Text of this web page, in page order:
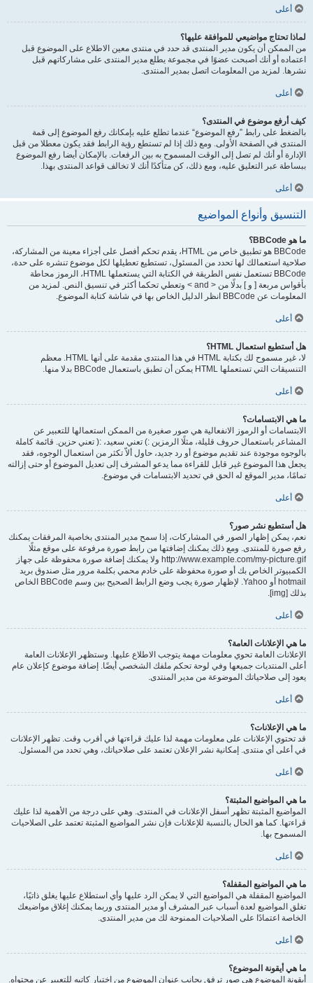
أعلى
لماذا تحتاج مواضيعي للموافقة عليها؟
من الممكن أن يكون مدير المنتدى قد حدد في منتدى معين الاطلاع على الموضوع قبل
اعتماده أو أنك أصبحت عضوًا في مجموعة يطلع مدير المنتدى على مشاركاتهم قبل
نشرها. لمزيد من المعلومات اتصل بمدير المنتدى.
أعلى
كيف أرفع موضوع في المنتدى؟
بالضغط على رابط ”رفع الموضوع“ عندما تطلع عليه بإمكانك رفع الموضوع إلى قمة
المنتدى في الصفحة الأولى. ومع ذلك إذا لم تستطع رؤية الرابط فقد يكون معطلا من قبل
الإدارة أو أنك لم تصل إلى الوقت المسموح به بين الرفعات. بالإمكان أيضا رفع الموضوع
ببساطة عبر التعليق عليه، ومع ذلك، كن متأكدًا أنك لا تخالف قواعد المنتدى بهذا.
أعلى
التنسيق وأنواع المواضيع
ما هو BBCode؟
BBCode هو تطبيق خاص من HTML، يقدم تحكم أفصل على أجزاء معينة من المشاركة،
صلاحية استعمالك لها تحدد من المسئول، تستطيع تعطيلها لكل موضوع تنشره على حدة،
BBCode تستعمل نفس الطريقة في الكتابة التي يستعملها HTML، الرموز محاطة
بأقواس مربعة [ و ] بدلًا من < and > وتعطي تحكما أكثر في تنسيق النص. لمزيد من
المعلومات عن BBCode انظر الدليل الخاص بها في شاشة كتابة الموضوع.
أعلى
هل أستطيع استعمال HTML؟
لا، غير مسموح لك بكتابة HTML في هذا المنتدى مقدمة على أنها HTML. معظم
التنسيقات التي تستعملها HTML يمكن أن تطبق باستعمال BBCode بدلا منها.
أعلى
ما هي الابتسامات؟
الابتسامات أو الرموز الانفعالية هي صور صغيرة من الممكن استعمالها للتعبير عن
المشاعر باستعمال حروف قليلة، مثلًا الرمزين :) تعني سعيد، :( تعني حزين. قائمة كاملة
بالوجوه موجودة عند تقديم موضوع أو رد جديد، حاول ألاّ تكثر من استعمال الوجوه، فقد
يجعل هذا الموضوع غير قابل للقراءة مما يدعو المشرف إلى تعديل الموضوع أو حتى إزالته
تمامًا، مدير الموقع له الحق في تحديد الابتسامات في موضوع.
أعلى
هل أستطيع نشر صور؟
نعم، يمكن إظهار الصور في المشاركات، إذا سمح مدير المنتدى بخاصية المرفقات يمكنك
رفع صورة للمنتدى. ومع ذلك يمكنك إضافتها من رابط صورة مرفوعة على موقع مثلًا
http://www.example.com/my-picture.gif ولا يمكنك إضافة صورة محفوظة على جهاز
الكمبيوتر الخاص بك أو صورة محفوظة على خادم محمي بكلمة مرور مثل صندوق بريد
hotmail أو Yahoo. لإظهار صورة يجب وضع الرابط الصحيح بين وسم BBCode الخاص
بذلك [img].
أعلى
ما هي الإعلانات العامة؟
الإعلانات العامة تحوي معلومات مهمة يتوجب الاطلاع عليها. وستظهر الإعلانات العامة
أعلى المنتديات جميعها وفي لوحة تحكم ملفك الشخصي أيضًا. إضافة موضوع كإعلان عام
يعود إلى صلاحياتك الموضوعة من مدير المنتدى.
أعلى
ما هي الإعلانات؟
قد تحتوي الإعلانات على معلومات مهمة لذا عليك قراءتها في أقرب وقت. تظهر الإعلانات
في أعلى أي منتدى. إمكانية نشر الإعلان تعتمد على صلاحياتك، وهي تحدد من المسئول.
أعلى
ما هي المواضيع المثبتة؟
المواضيع المثبتة تظهر أسفل الإعلانات في المنتدى. وهي على درجة من الأهمية لذا عليك
قراءتها. كما هو الحال بالنسبة للإعلانات فإن نشر المواضيع المثبتة تعتمد على الصلاحيات
المسموح بها.
أعلى
ما هي المواضيع المقفلة؟
المواضيع المقفلة هي المواضيع التي لا يمكن الرد عليها وأي استطلاع عليها يغلق ذاتيًا،
تغلق المواضيع لعدة أسباب عبر المشرف أو مدير المنتدى وربما يمكنك إغلاق مواضيعك
الخاصة اعتمادًا على الصلاحيات الممنوحة لك من مدير المنتدى.
أعلى
ما هي أيقونة الموضوع؟
أيقونة الموضوع هي صور ترفق بجانب عنوان الموضوع من اختيار كاتبه للتعبير عن محتواه.